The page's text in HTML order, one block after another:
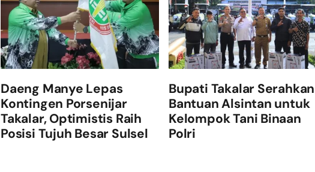
Daeng Manye Lepas
Kontingen Porsenijar
Takalar, Optimistis Raih
Posisi Tujuh Besar Sulsel
Bupati Takalar Serahkan
Bantuan Alsintan untuk
Kelompok Tani Binaan
Polri